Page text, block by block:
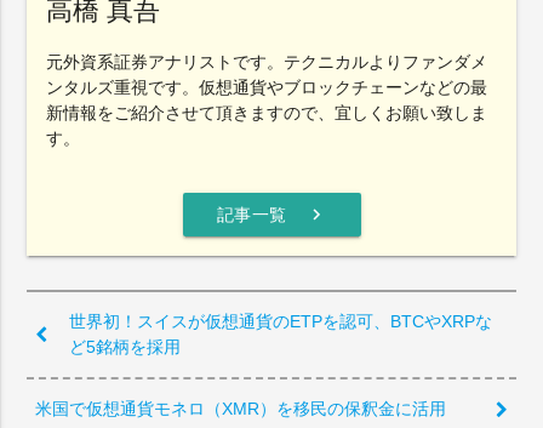
高橋 真吾
元外資系証券アナリストです。テクニカルよりファンダメ
ンタルズ重視です。仮想通貨やブロックチェーンなどの最
新情報をご紹介させて頂きますので、宜しくお願い致しま
す。
記事一覧 chevron_right
世界初！スイスが仮想通貨のETPを認可、BTCやXRPな
ど5銘柄を採用
米国で仮想通貨モネロ（XMR）を移民の保釈金に活用